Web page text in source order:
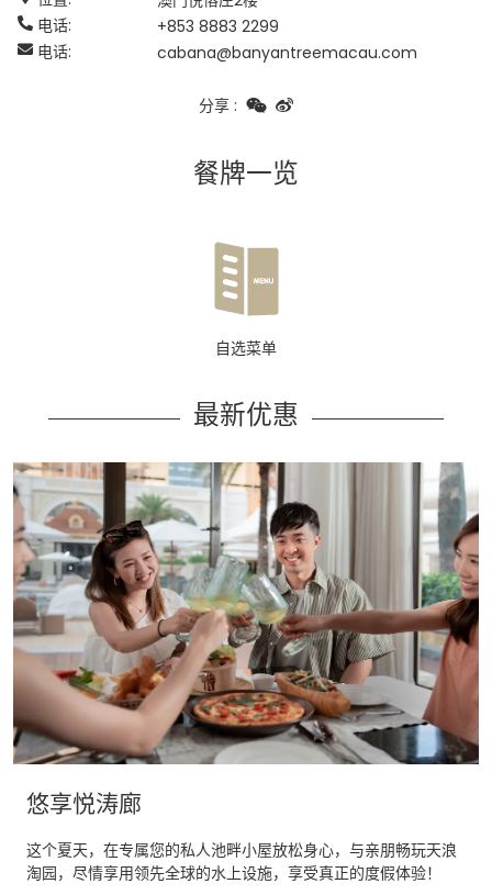
电话:
+853 8883 2299
电话: cabana@banyantreemacau.com
分享 :
餐牌一览
自选菜单
最新优惠
悠享悦涛廊
这个夏天，在专属您的私人池畔小屋放松身心，与亲朋畅玩天浪
淘园，尽情享用领先全球的水上设施，享受真正的度假体验！